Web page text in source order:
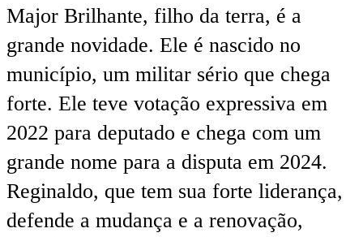
Major Brilhante, filho da terra, é a
grande novidade. Ele é nascido no
município, um militar sério que chega
forte. Ele teve votação expressiva em
2022 para deputado e chega com um
grande nome para a disputa em 2024.
Reginaldo, que tem sua forte liderança,
defende a mudança e a renovação,